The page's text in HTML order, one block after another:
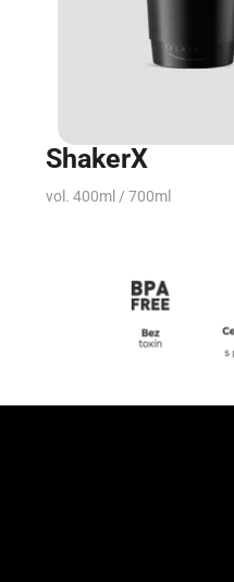
ShakerX
vol. 400ml / 700ml